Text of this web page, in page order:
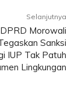
Selanjutnya
Morowali
Sanksi
IUP Tak Patuh
Lingkungan